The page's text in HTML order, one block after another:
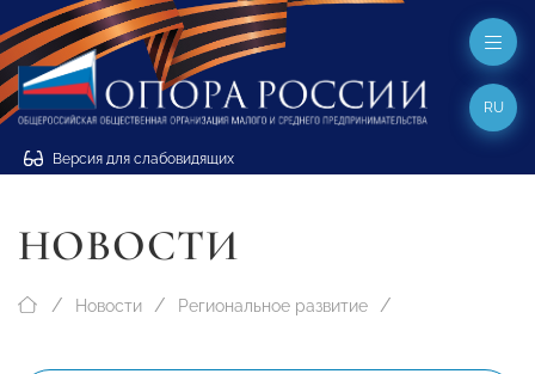
Версия для слабовидящих
RU
НОВОСТИ
Новости Региональное развитие